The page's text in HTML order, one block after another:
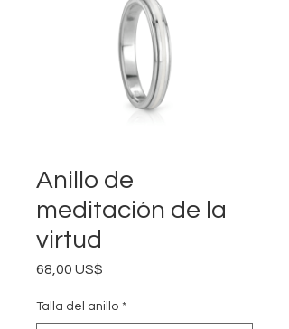
Anillo de
meditación de la
virtud
68,00 US$
Talla del anillo *